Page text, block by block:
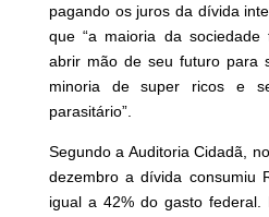
pagando os juros da dívida
que “a maioria da
abrir mão de seu futuro para
minoria de super ricos e
parasitário”.
Segundo a Auditoria Cidadã,
dezembro a dívida consumiu
igual a 42% do gasto federal.